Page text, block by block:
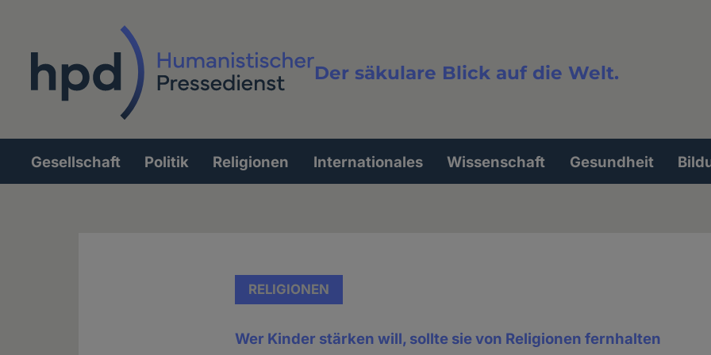
Der säkulare Blick auf die Welt.
Volltextsuche
Hauptnavigation
Gesellschaft Politik Religionen Internationales Wissenschaft Gesundheit
RELIGIONEN
Wer Kinder stärken will, sollte sie von Religionen fernhalten